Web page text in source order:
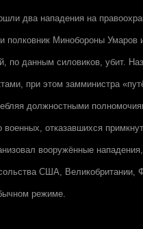
два нападения на
полковник Минобороны
по данным силовиков, убит.
при этом замминистра
должностными
военных, отказавшихся
вооружённые
США, Великобритании,
режиме.